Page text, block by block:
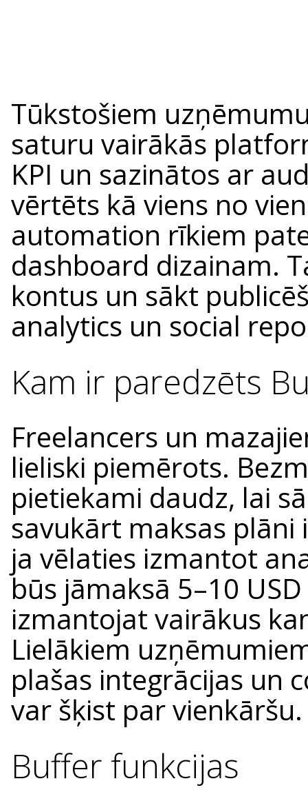
Tūkstošiem
saturu vairākās
KPI un sazinātos ar
vērtēts kā viens no
automation rīkiem
dashboard dizainam.
kontus un sākt
analytics un social
Kam ir paredzēts
Freelancers un
lieliski piemērots.
pietiekami daudz, lai
savukārt maksas plāni
ja vēlaties izmantot
būs jāmaksā 5–10
izmantojat vairākus
Lielākiem
plašas integrācijas un
var šķist par vienkāršu.
Buffer funkcijas